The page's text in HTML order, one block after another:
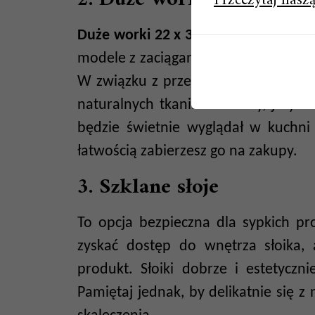
Duże worki 22 x 30 cmto
modele z zaciąganym sznurkiem
W związku z przechowywaniem
naturalnych tkanin: bawełny, juty
będzie świetnie wyglądał w
łatwością zabierzesz go na zakupy.
3. Szklane słoje
To opcja bezpieczna dla sypkich
zyskać dostęp do wnętrza
produkt. Słoiki dobrze i
Pamiętaj jednak, by delikatnie się z